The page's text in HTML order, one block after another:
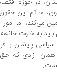
حاکم این
می‌کند، اما
به خلوت
پایشان را
همان آزادی که